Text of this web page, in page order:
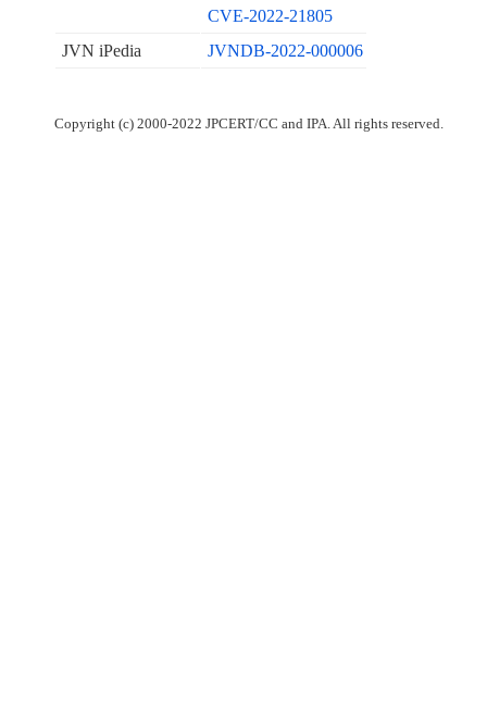
CVE-2022-21805
JVN iPedia
JVNDB-2022-000006
Copyright (c) 2000-2022 JPCERT/CC and IPA. All rights reserved.